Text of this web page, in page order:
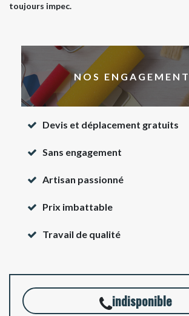
toujours impec.
NOS
Devis et déplacement gratuits
Sans engagement
Artisan passionné
Prix imbattable
Travail de qualité
indisponible